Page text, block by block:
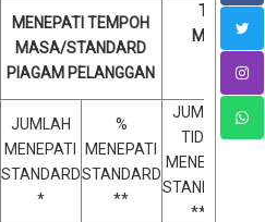
MENEPATI TEMPOH
MASA/STANDARD
PIAGAM PELANGGAN
TIDAK
MASA/
JUMLAH
MENEPATI
STANDARD
*
%
MENEPATI
STANDARD
**
JUMLAH
TIDAK
MENEPATI
STANDARD
***